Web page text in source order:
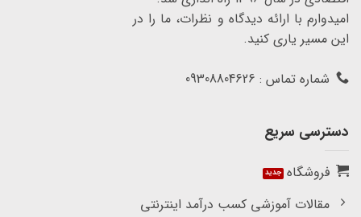
امیدوارم با ارائه دیدگاه و نظرات، ما را در
این مسیر یاری کنید.
شماره تماس : 09308804626
دسترسی سریع
فروشگاه
مقالات آموزشی کسب درآمد اینترنتی